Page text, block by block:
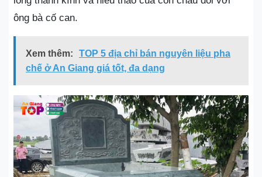
ông bà cố can.
Xem thêm:
TOP 5 địa chỉ bán nguyên liệu pha
chế ở An Giang giá tốt, đa dạng